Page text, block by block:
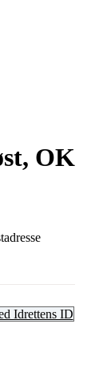
OK
Idrettens ID